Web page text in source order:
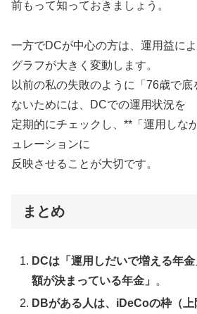
前もって知っておきましょう。
一方でDCが中心の方は、運用益に
グラフが大きく変動します。
以前の私の失敗のように「76歳で底
ないためには、DCでの運用状況を
定期的にチェックし、**「運用しな
ュレーションに
反映させることが大切です。
まとめ
DCは「運用しだいで増える年
額が決まっている年金」 。
DBがある人は、iDeCoの枠（